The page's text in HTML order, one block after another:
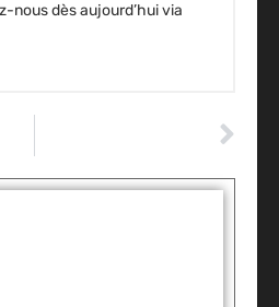
nous dès aujourd’hui via